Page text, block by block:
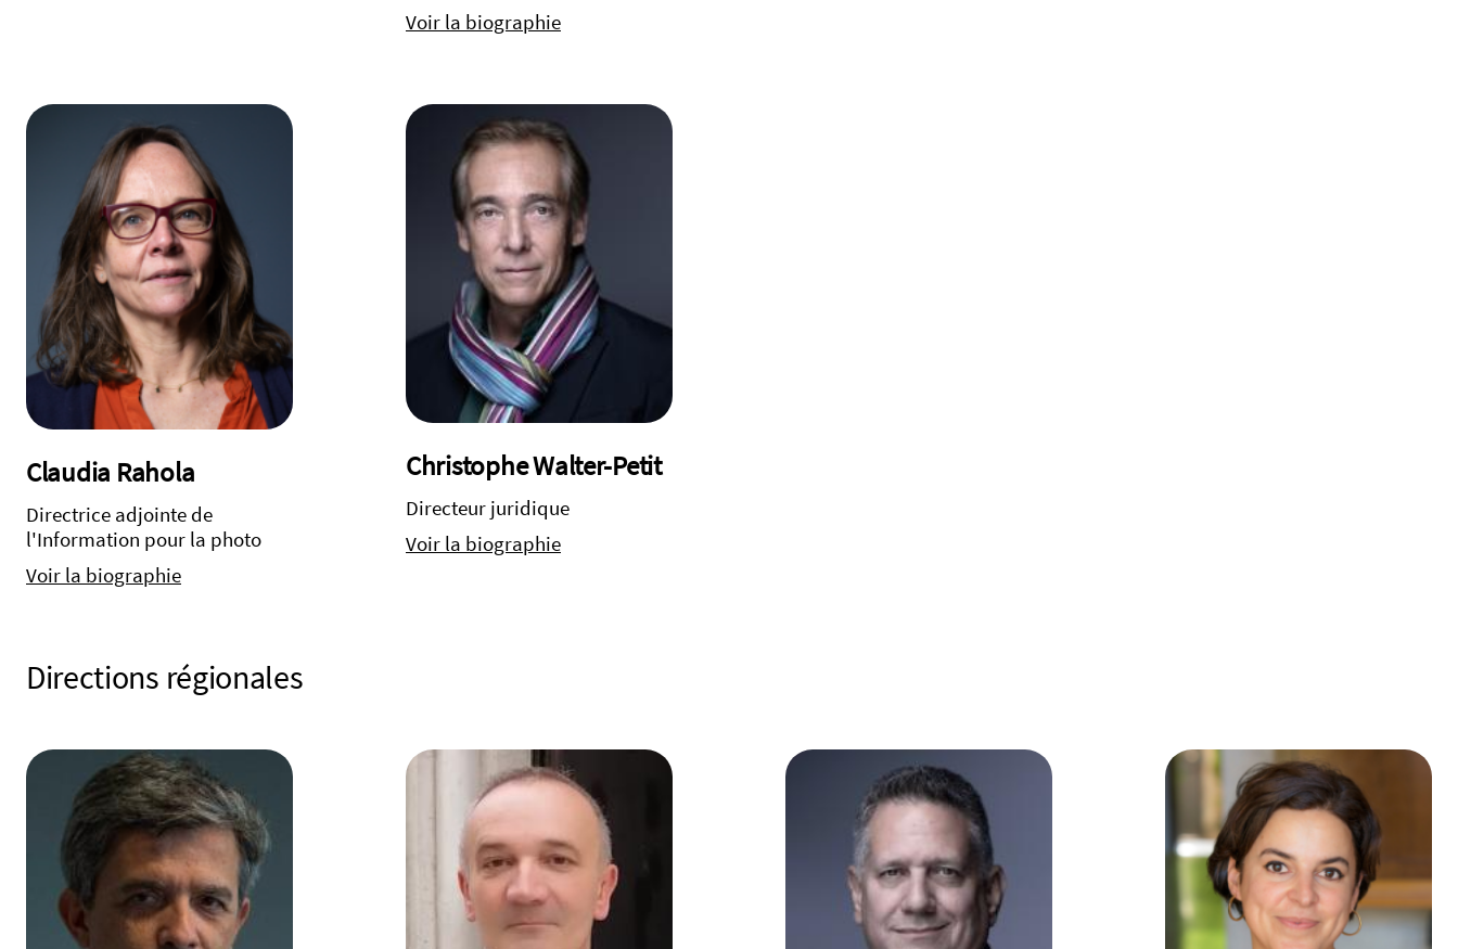
Voir la biographie
Claudia Rahola
Directrice adjointe de
l'Information pour la photo
Voir la biographie
Christophe Walter-Petit
Directeur juridique
Voir la biographie
Directions régionales